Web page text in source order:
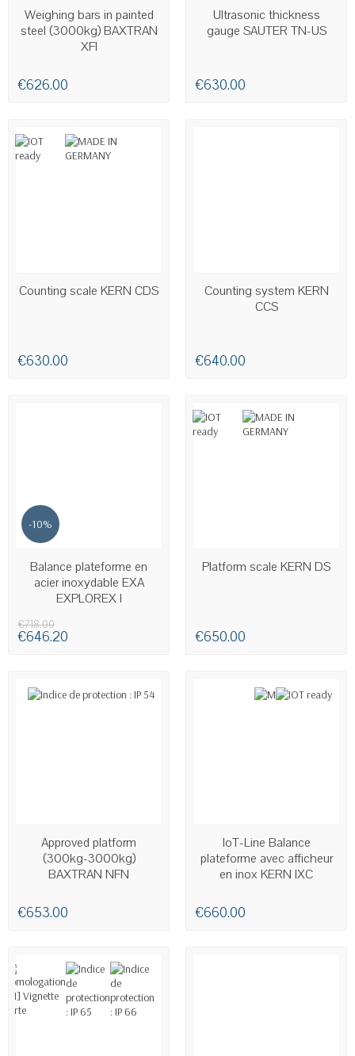
AVAILABLE
Weighing bars in painted
steel (3000kg) BAXTRAN
XFI
€626.00
AVAILABLE
Ultrasonic thickness
gauge SAUTER TN-US
€630.00
AVAILABLE
Counting scale KERN CDS
€630.00
AVAILABLE
Counting system KERN
CCS
€640.00
-10%
AVAILABLE
Balance plateforme en
acier inoxydable EXA
EXPLOREX I
€718.00
€646.20
AVAILABLE
Platform scale KERN DS
€650.00
AVAILABLE
Approved platform
(300kg-3000kg)
BAXTRAN NFN
€653.00
AVAILABLE
IoT-Line Balance
plateforme avec afficheur
en inox KERN IXC
€660.00